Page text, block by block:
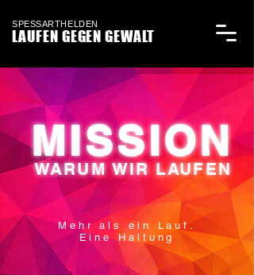
SPESSARTHELDEN
LAUFEN GEGEN GEWALT
MISSION
WARUM WIR LAUFEN
Mehr als ein Lauf.
Eine Haltung